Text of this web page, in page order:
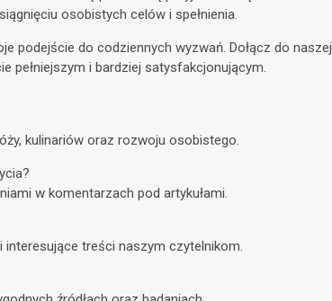
osobistych celów i spełnienia.
podejście do codziennych wyzwań. Dołącz do naszej
pełniejszym i bardziej satysfakcjonującym.
kulinariów oraz rozwoju osobistego.
w komentarzach pod artykułami.
interesujące treści naszym czytelnikom.